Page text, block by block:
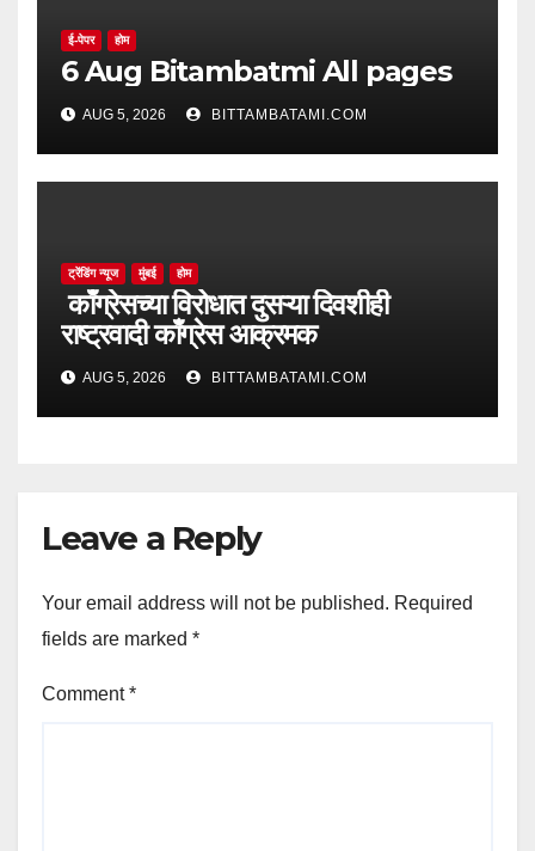
ई-पेपर होम
6 Aug Bitambatmi All pages
AUG 5, 2026 BITTAMBATAMI.COM
ट्रेंडिंग न्यूज मुंबई होम
काँग्रेसच्या विरोधात दुसऱ्या दिवशीही
राष्ट्रवादी काँग्रेस आक्रमक
AUG 5, 2026 BITTAMBATAMI.COM
Leave a Reply
Your email address will not be published. Required
fields are marked *
Comment*